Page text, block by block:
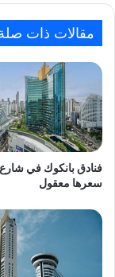
مقالات ذات
فنادق بانكوك في
سعرها معقول